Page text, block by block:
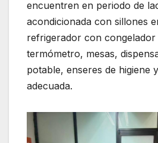
encuentren en periodo de
acondicionada con sillones
refrigerador con congelador
termómetro, mesas,
potable, enseres de higiene
adecuada.